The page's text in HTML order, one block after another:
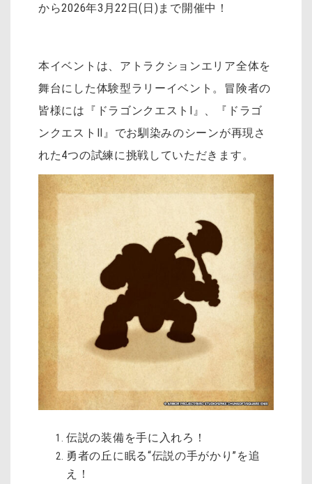
から2026年3月22日(日)まで開催中！
本イベントは、アトラクションエリア全体を
舞台にした体験型ラリーイベント。冒険者の
皆様には『ドラゴンクエストI』、『ドラゴ
ンクエストII』でお馴染みのシーンが再現さ
れた4つの試練に挑戦していただきます。
伝説の装備を手に入れろ！
勇者の丘に眠る“伝説の手がかり”を追
え！